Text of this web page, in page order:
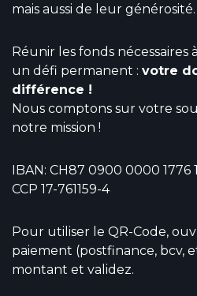
mais aussi de leur générosité.
Réunir les fonds nécessaires
un défi permanent : votre
différence !
Nous comptons sur votre
notre mission !
IBAN: CH87 0900 0000 1776
CCP 17-761159-4
Pour utiliser le QR-Code,
paiement (postfinance, bcv,
montant et validez.